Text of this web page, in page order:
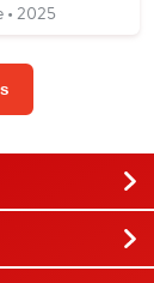
• 2025